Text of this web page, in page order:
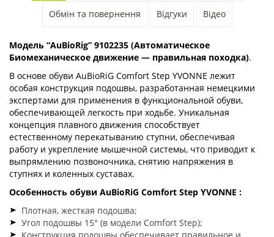
Обмін та повернення Відгуки Відео
Модель “AuBioRig” 9102235 (Автоматическое
Биомеханическое движение — правильная походка).
В основе обуви AuBioRiG Comfort Step YVONNE лежит
особая конструкция подошвы, разработанная немецкими
экспертами для применения в функциональной обуви,
обеспечивающей легкость при ходьбе. Уникальная
концепция плавного движения способствует
естественному перекатыванию ступни, обеспечивая
работу и укрепление мышечной системы, что приводит к
выпрямлению позвоночника, снятию напряжения в
ступнях и коленных суставах.
Особенность обуви AuBioRiG Comfort Step YVONNE :
Плотная, жесткая подошва;
Угол подошвы 15° (в модели Comfort Step);